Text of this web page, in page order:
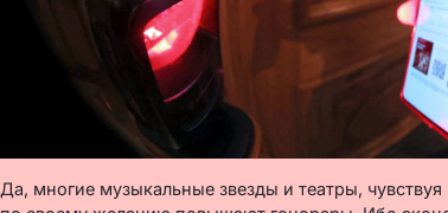
Да, многие музыкальные звезды и театры, чувствуя